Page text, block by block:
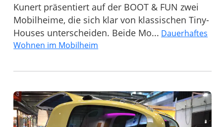
Kunert präsentiert auf der BOOT & FUN zwei
Mobilheime, die sich klar von klassischen Tiny-
Houses unterscheiden. Beide Mo... Dauerhaftes
Wohnen im Mobilheim